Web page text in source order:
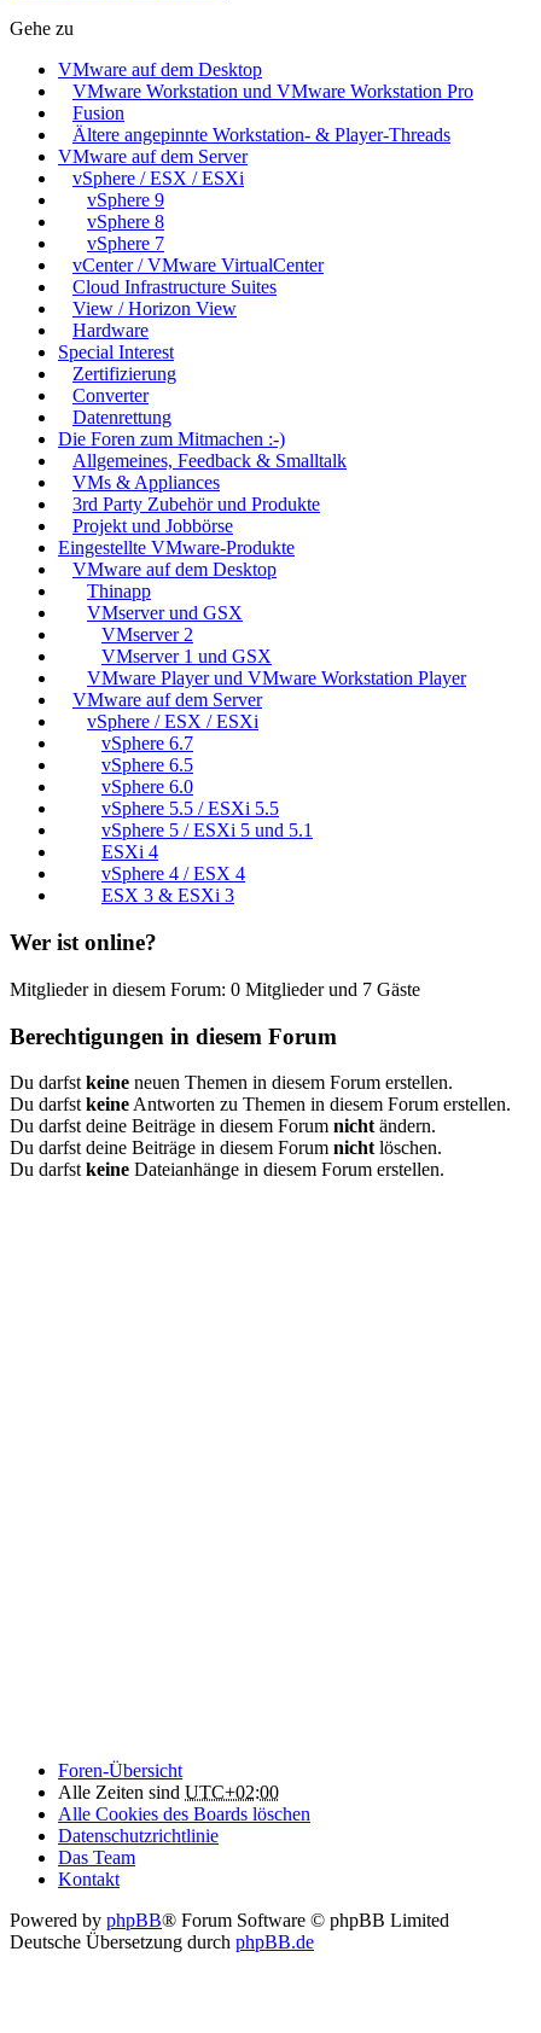
Gehe zu
VMware auf dem Desktop
VMware Workstation und VMware Workstation Pro
Fusion
Ältere angepinnte Workstation- & Player-Threads
VMware auf dem Server
vSphere / ESX / ESXi
vSphere 9
vSphere 8
vSphere 7
vCenter / VMware VirtualCenter
Cloud Infrastructure Suites
View / Horizon View
Hardware
Special Interest
Zertifizierung
Converter
Datenrettung
Die Foren zum Mitmachen :-)
Allgemeines, Feedback & Smalltalk
VMs & Appliances
3rd Party Zubehör und Produkte
Projekt und Jobbörse
Eingestellte VMware-Produkte
VMware auf dem Desktop
Thinapp
VMserver und GSX
VMserver 2
VMserver 1 und GSX
VMware Player und VMware Workstation Player
VMware auf dem Server
vSphere / ESX / ESXi
vSphere 6.7
vSphere 6.5
vSphere 6.0
vSphere 5.5 / ESXi 5.5
vSphere 5 / ESXi 5 und 5.1
ESXi 4
vSphere 4 / ESX 4
ESX 3 & ESXi 3
Wer ist online?
Mitglieder in diesem Forum: 0 Mitglieder und 7 Gäste
Berechtigungen in diesem Forum
Du darfst keine neuen Themen in diesem Forum erstellen.
Du darfst keine Antworten zu Themen in diesem Forum erstellen.
Du darfst deine Beiträge in diesem Forum nicht ändern.
Du darfst deine Beiträge in diesem Forum nicht löschen.
Du darfst keine Dateianhänge in diesem Forum erstellen.
Foren-Übersicht
Alle Zeiten sind UTC+02:00
Alle Cookies des Boards löschen
Datenschutzrichtlinie
Das Team
Kontakt
Powered by phpBB® Forum Software © phpBB Limited
Deutsche Übersetzung durch phpBB.de